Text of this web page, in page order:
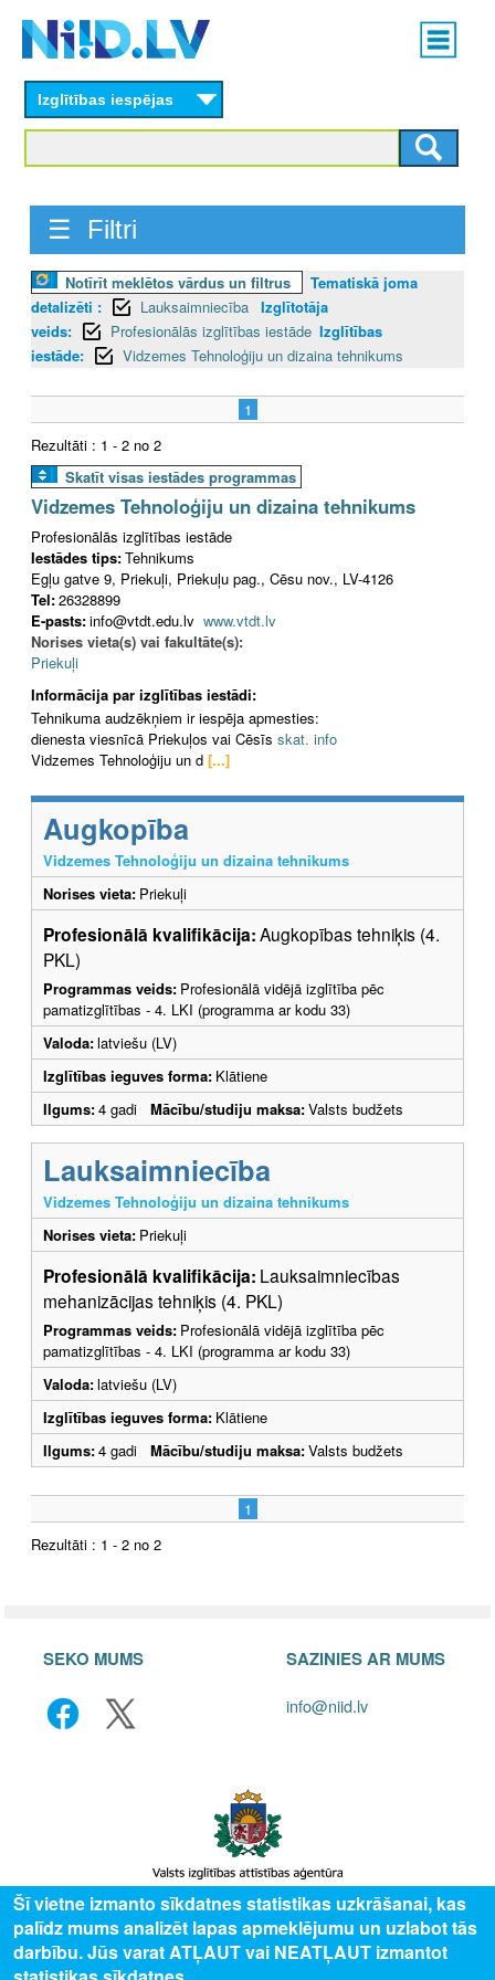
content
Main
menu
Izglītības iespējas
☰ Filtri
Notīrīt meklētos vārdus un filtrus
Tematiskā joma
detalizēti :
Lauksaimniecība Izglītotāja
veids:
Profesionālās izglītības iestāde Izglītības
iestāde:
Vidzemes Tehnoloģiju un dizaina tehnikums
1
Rezultāti : 1 - 2 no 2
Skatīt visas iestādes programmas
Vidzemes Tehnoloģiju un dizaina tehnikums
Profesionālās izglītības iestāde
Iestādes tips:Tehnikums
Egļu gatve 9, Priekuļi, Priekuļu pag., Cēsu nov., LV-4126
Tel:26328899
E-pasts:info@vtdt.edu.lv www.vtdt.lv
Norises vieta(s) vai fakultāte(s):
Priekuļi
Informācija par izglītības iestādi:
Tehnikuma audzēkņiem ir iespēja apmesties:
dienesta viesnīcā Priekuļos vai Cēsīs skat. info
Vidzemes Tehnoloģiju un d [...]
Augkopība
Vidzemes Tehnoloģiju un dizaina tehnikums
Norises vieta: Priekuļi
Profesionālā kvalifikācija:Augkopības tehniķis (4.
PKL)
Programmas veids: Profesionālā vidējā izglītība pēc
pamatizglītības - 4. LKI (programma ar kodu 33)
Valoda:latviešu (LV)
Izglītības ieguves forma: Klātiene
Ilgums:4 gadi Mācību/studiju maksa:Valsts budžets
Lauksaimniecība
Vidzemes Tehnoloģiju un dizaina tehnikums
Norises vieta: Priekuļi
Profesionālā kvalifikācija: Lauksaimniecības
mehanizācijas tehniķis (4. PKL)
Programmas veids: Profesionālā vidējā izglītība pēc
pamatizglītības - 4. LKI (programma ar kodu 33)
Valoda:latviešu (LV)
Izglītības ieguves forma: Klātiene
Ilgums:4 gadi Mācību/studiju maksa:Valsts budžets
1
Rezultāti : 1 - 2 no 2
SEKO MUMS SAZINIES AR MUMS
info@niid.lv
© 2025 Valsts izglītības attīstības aģentūra, publicētā satura visas tiesības
aizsargātas.
Šī vietne izmanto sīkdatnes statistikas uzkrāšanai, kas
palīdz mums analizēt lapas apmeklējumu un uzlabot tās
darbību. Jūs varat ATĻAUT vai NEATĻAUT izmantot